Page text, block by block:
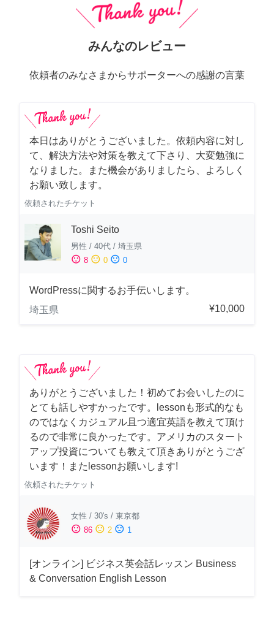
みんなのレビュー
依頼者のみなさまからサポーターへの感謝の言葉
本日はありがとうございました。依頼内容に対し
て、解決方法や対策を教えて下さり、大変勉強に
なりました。また機会がありましたら、よろしく
お願い致します。
依頼されたチケット
Toshi Seito
男性 / 40代 / 埼玉県
sentiment_satisfied 8 sentiment_neutral 0 sentiment_dissatisfied 0
WordPressに関するお手伝いします。
埼玉県
¥10,000
ありがとうございました！初めてお会いしたのに
とても話しやすかったです。lessonも形式的なも
のではなくカジュアル且つ適宜英語を教えて頂け
るので非常に良かったです。アメリカのスタート
アップ投資についても教えて頂きありがとうござ
います！またlessonお願いします!
依頼されたチケット
女性 / 30's / 東京都
sentiment_satisfied 86 sentiment_neutral 2 sentiment_dissatisfied 1
[オンライン] ビジネス英会話レッスン Business
& Conversation English Lesson